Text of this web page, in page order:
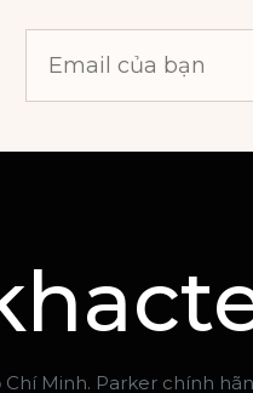
email
Minh. Parker chính